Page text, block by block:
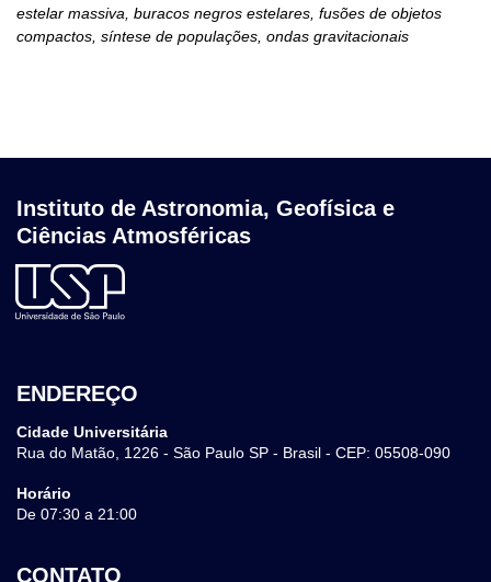
estelar massiva, buracos negros estelares, fusões de objetos
compactos, síntese de populações, ondas gravitacionais
Instituto de Astronomia, Geofísica e
Ciências Atmosféricas
ENDEREÇO
Cidade Universitária
Rua do Matão, 1226 - São Paulo SP - Brasil - CEP: 05508-090
Horário
De 07:30 a 21:00
CONTATO